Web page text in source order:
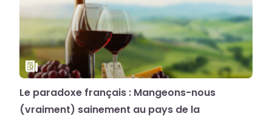
Le paradoxe français : Mangeons-nous
(vraiment) sainement au pays de la